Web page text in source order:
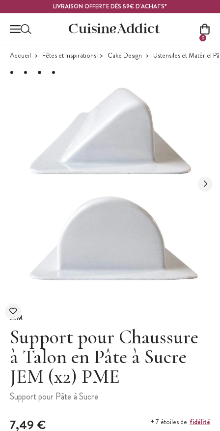
LIVRAISON OFFERTE DÈS 59€ D'ACHATS*
0
Accueil Fêtes et Inspirations Cake Design Ustensiles et Matériel
JEM
Support pour Chaussure
à Talon en Pâte à Sucre
JEM (x2) PME
Support pour Pâte à Sucre
7,49 € + 7 étoiles de fidélité